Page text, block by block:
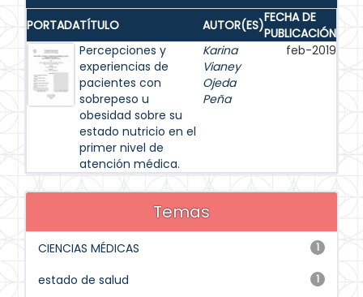
PORTADATÍTULO AUTOR(ES)FECHA DE
PUBLICACIÓN
Percepciones y
experiencias de
pacientes con
sobrepeso u
obesidad sobre su
estado nutricio en el
primer nivel de
atención médica.
Karina
Vianey
Ojeda
Peña
feb-2019
Temas
1
CIENCIAS MÉDICAS
1
estado de salud